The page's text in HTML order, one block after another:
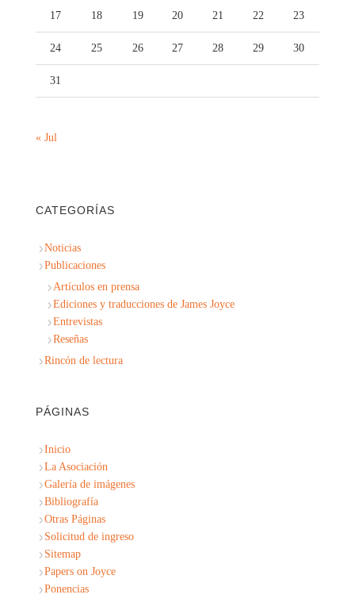
17 18 19 20 21 22 23
24 25 26 27 28 29 30
31
« Jul
CATEGORÍAS
Noticias
Publicaciones
Artículos en prensa
Ediciones y traducciones de James Joyce
Entrevistas
Reseñas
Rincón de lectura
PÁGINAS
Inicio
La Asociación
Galería de imágenes
Bibliografía
Otras Páginas
Solicitud de ingreso
Sitemap
Papers on Joyce
Ponencias